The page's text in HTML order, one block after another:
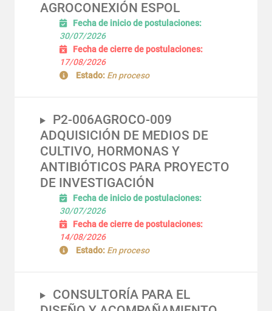
AGROCONEXIÓN ESPOL
Fecha de inicio de postulaciones:
30/07/2026
Fecha de cierre de postulaciones:
17/08/2026
Estado: En proceso
P2-006AGROCO-009
ADQUISICIÓN DE MEDIOS DE
CULTIVO, HORMONAS Y
ANTIBIÓTICOS PARA PROYECTO
DE INVESTIGACIÓN
Fecha de inicio de postulaciones:
30/07/2026
Fecha de cierre de postulaciones:
14/08/2026
Estado: En proceso
CONSULTORÍA PARA EL